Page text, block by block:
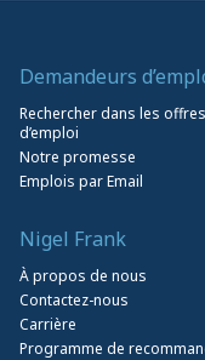
Demandeurs
Rechercher dans les offres
d’emploi
Notre promesse
Emplois par Email
Nigel Frank
À propos de nous
Contactez-nous
Carrière
Programme de